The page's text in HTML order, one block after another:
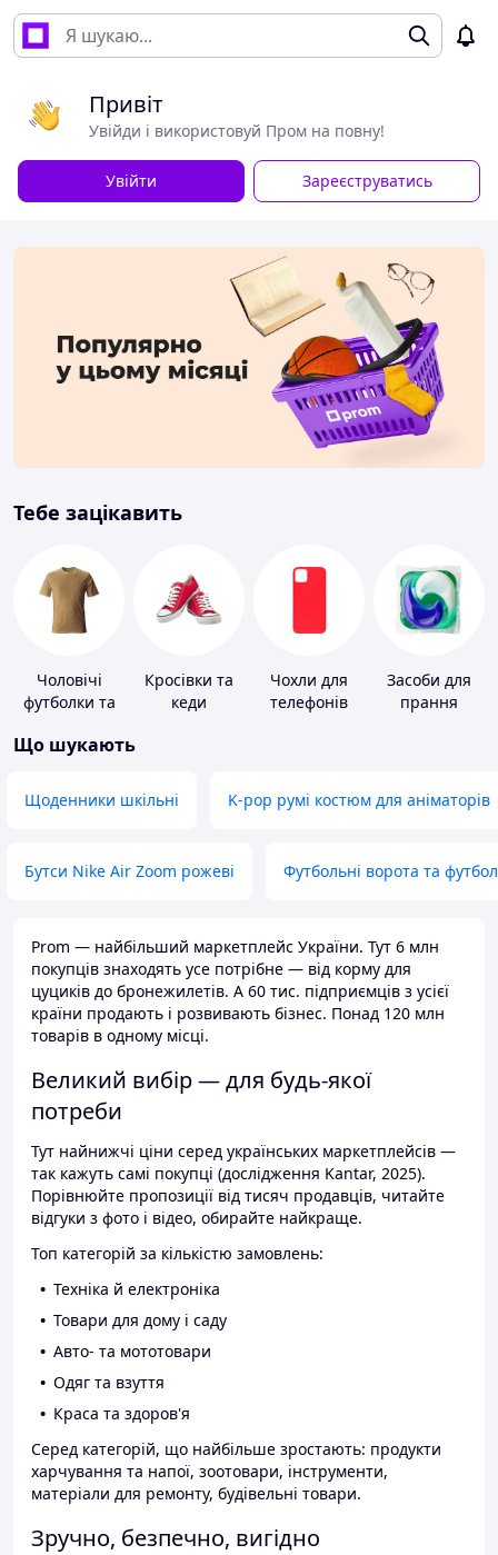
Привіт
Увійди і використовуй Пром на повну!
Увійти Зареєструватись
Тебе зацікавить
Чоловічі
футболки та
Кросівки та
кеди
Чохли для
телефонів
Засоби для
прання
Що шукають
Щоденники шкільні K-pop румі костюм для аніматорів
Бутси Nike Air Zoom рожеві Футбольні ворота та
Prom — найбільший маркетплейс України. Тут 6 млн
покупців знаходять усе потрібне — від корму для
цуциків до бронежилетів. А 60 тис. підприємців з усієї
країни продають і розвивають бізнес. Понад 120 млн
товарів в одному місці.
Великий вибір — для будь-якої
потреби
Тут найнижчі ціни серед українських маркетплейсів —
так кажуть самі покупці (дослідження Kantar, 2025).
Порівнюйте пропозиції від тисяч продавців, читайте
відгуки з фото і відео, обирайте найкраще.
Топ категорій за кількістю замовлень:
Техніка й електроніка
Товари для дому і саду
Авто- та мототовари
Одяг та взуття
Краса та здоров'я
Серед категорій, що найбільше зростають: продукти
харчування та напої, зоотовари, інструменти,
матеріали для ремонту, будівельні товари.
Зручно, безпечно, вигідно